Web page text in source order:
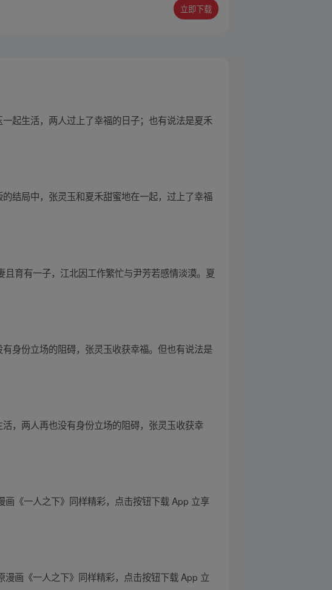
立即下载
起生活，两人过上了幸福的日子；也有说法是夏禾
结局中，张灵玉和夏禾甜蜜地在一起，过上了幸福
育有一子，江北因工作繁忙与尹芳若感情淡漠。夏
身份立场的阻碍，张灵玉收获幸福。但也有说法是
，两人再也没有身份立场的阻碍，张灵玉收获幸
《一人之下》同样精彩，点击按钮下载 App 立享
画《一人之下》同样精彩，点击按钮下载 App 立